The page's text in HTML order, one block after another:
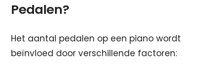
Pedalen?
Het aantal pedalen op een piano wordt
beïnvloed door verschillende factoren: